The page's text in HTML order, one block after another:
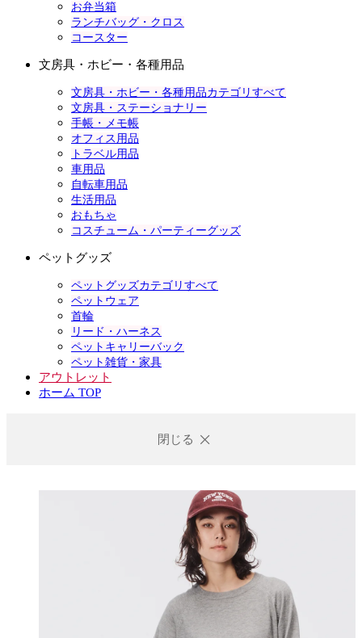
お弁当箱
ランチバッグ・クロス
コースター
文房具・ホビー・各種用品
文房具・ホビー・各種用品カテゴリすべて
文房具・ステーショナリー
手帳・メモ帳
オフィス用品
トラベル用品
車用品
自転車用品
生活用品
おもちゃ
コスチューム・パーティーグッズ
ペットグッズ
ペットグッズカテゴリすべて
ペットウェア
首輪
リード・ハーネス
ペットキャリーバック
ペット雑貨・家具
アウトレット
ホーム TOP
閉じる